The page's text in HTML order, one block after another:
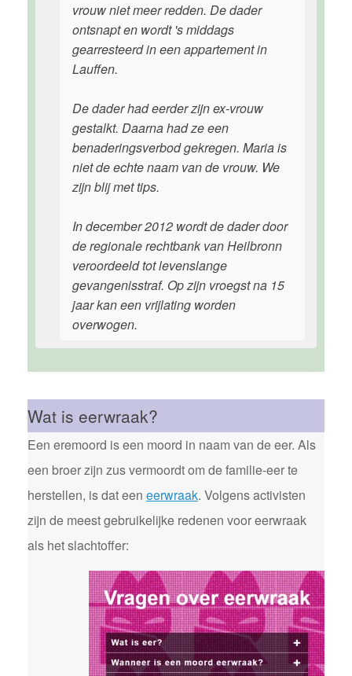
vrouw niet meer redden. De dader
ontsnapt en wordt 's middags
gearresteerd in een appartement in
Lauffen.
De dader had eerder zijn ex-vrouw
gestalkt. Daarna had ze een
benaderingsverbod gekregen. Maria is
niet de echte naam van de vrouw. We
zijn blij met tips.
In december 2012 wordt de dader door
de regionale rechtbank van Heilbronn
veroordeeld tot levenslange
gevangenisstraf. Op zijn vroegst na 15
jaar kan een vrijlating worden
overwogen.
Wat is eerwraak?
Een eremoord is een moord in naam van de eer. Als
een broer zijn zus vermoordt om de familie-eer te
herstellen, is dat een eerwraak. Volgens activisten
zijn de meest gebruikelijke redenen voor eerwraak
als het slachtoffer: